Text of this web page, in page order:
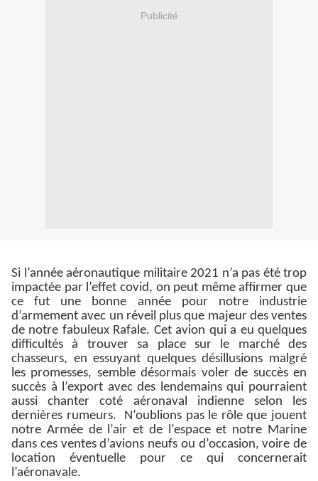
Publicité
Si l’année aéronautique militaire 2021 n’a pas été trop
impactée par l’effet covid, on peut même affirmer que
ce fut une bonne année pour notre industrie
d’armement avec un réveil plus que majeur des ventes
de notre fabuleux Rafale. Cet avion qui a eu quelques
difficultés à trouver sa place sur le marché des
chasseurs, en essuyant quelques désillusions malgré
les promesses, semble désormais voler de succès en
succès à l’export avec des lendemains qui pourraient
aussi chanter coté aéronaval indienne selon les
dernières rumeurs. N’oublions pas le rôle que jouent
notre Armée de l’air et de l’espace et notre Marine
dans ces ventes d’avions neufs ou d’occasion, voire de
location éventuelle pour ce qui concernerait
l’aéronavale.